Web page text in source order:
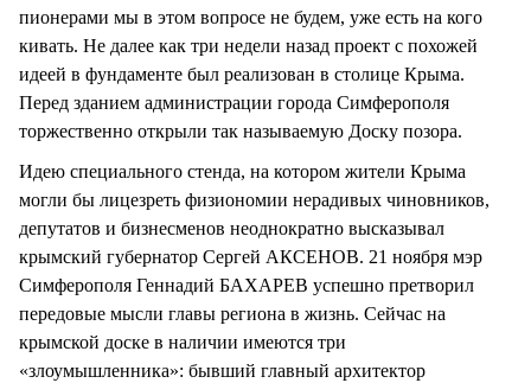
пионерами мы в этом вопросе не будем, уже есть на кого
кивать. Не далее как три недели назад проект с похожей
идеей в фундаменте был реализован в столице Крыма.
Перед зданием администрации города Симферополя
торжественно открыли так называемую Доску позора.
Идею специального стенда, на котором жители Крыма
могли бы лицезреть физиономии нерадивых чиновников,
депутатов и бизнесменов неоднократно высказывал
крымский губернатор Сергей АКСЕНОВ. 21 ноября мэр
Симферополя Геннадий БАХАРЕВ успешно претворил
передовые мысли главы региона в жизнь. Сейчас на
крымской доске в наличии имеются три
«злоумышленника»: бывший главный архитектор